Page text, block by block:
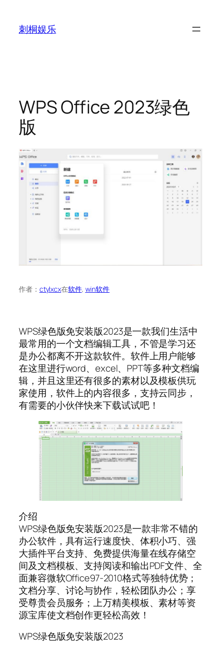
刺桐娱乐
WPS Office 2023绿色
版
作者： ctylxcx在软件, win软件
WPS绿色版免安装版2023是一款我们生活中
最常用的一个文档编辑工具，不管是学习还
是办公都离不开这款软件。软件上用户能够
在这里进行word、excel、PPT等多种文档编
辑，并且这里还有很多的素材以及模板供玩
家使用，软件上的内容很多，支持云同步，
有需要的小伙伴快来下载试试吧！
介绍
WPS绿色版免安装版2023是一款非常不错的
办公软件，具有运行速度快、体积小巧、强
大插件平台支持、免费提供海量在线存储空
间及文档模板、支持阅读和输出PDF文件、全
面兼容微软Office97-2010格式等独特优势；
文档分享、讨论与协作，轻松团队办公；享
受尊贵会员服务；上万精美模板、素材等资
源宝库使文档创作更轻松高效！
WPS绿色版免安装版2023